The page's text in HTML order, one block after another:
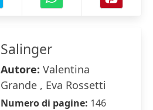
Salinger
Autore: Valentina
Grande , Eva Rossetti
Numero di pagine: 146